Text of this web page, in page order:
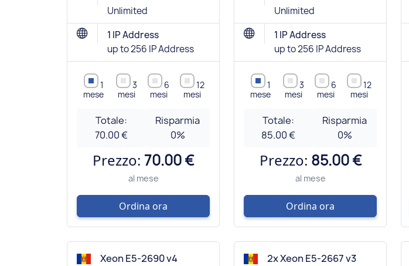
Unlimited
1 IP Address
up to 256 IP Address
1
mese
3
mesi
6
mesi
12
mesi
Totale:
70.00 €
Risparmia
0%
Prezzo: 70.00 €
al mese
Ordina ora
Unlimited
1 IP Address
up to 256 IP Address
1
mese
3
mesi
6
mesi
12
mesi
Totale:
85.00 €
Risparmia
0%
Prezzo: 85.00 €
al mese
Ordina ora
Xeon E5-2690 v4 2x Xeon E5-2667 v3